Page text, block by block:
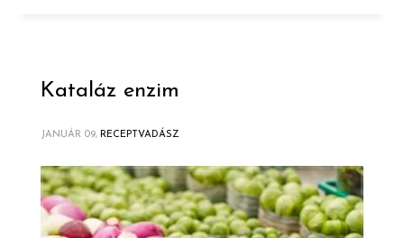
Kataláz enzim
JANUÁR 09, RECEPTVADÁSZ